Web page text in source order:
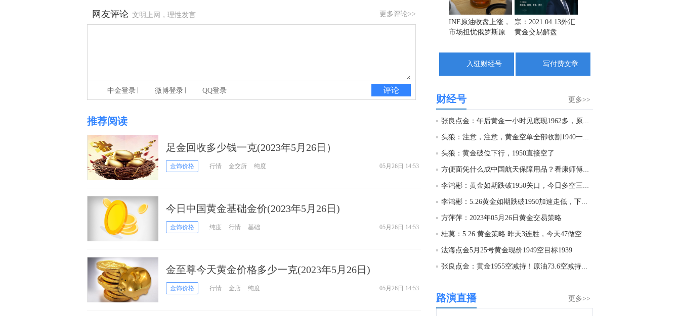
更多评论>>
网友评论 文明上网，理性发言
评论
中金登录 微博登录 QQ登录
推荐阅读
足金回收多少钱一克(2023年5月26日）
金饰价格 行情 金交所 纯度 05月26日 14:53
今日中国黄金基础金价(2023年5月26日)
金饰价格 纯度 行情 基础 05月26日 14:53
金至尊今天黄金价格多少一克(2023年5月26日)
金饰价格 行情 金店 纯度 05月26日 14:53
13:16:23
金十数据8月6日讯，我国科研团队编制完成的1∶500万全月地质图，主图长约280厘米、高约120厘米，附带南北极局部地质图，精准标注了逾1.3万个撞击坑和81个撞击盆地，划分出14类地质构造和17种岩石类型。（新华社）
12:37:33
INE原油收盘上涨，
市场担忧俄罗斯原
宗：2021.04.13外汇
黄金交易解盘
入驻财经号 写付费文章
更多>>
财经号
张良点金：午后黄金一小时见底现1962多，原油73.55空！
头狼：注意，注意，黄金空单全部收割1940一线，直接反手多
头狼：黄金破位下行，1950直接空了
方便面凭什么成中国航天保障用品？看康师傅如何作答
李鸿彬：黄金如期跌破1950关口，今日多空三连完胜大丰收
李鸿彬：5.26黄金如期跌破1950加速走低，下行风险加剧
方萍萍：2023年05月26日黄金交易策略
桂莫：5.26 黄金策略 昨天3连胜，今天47做空，38做多
法海点金5月25号黄金现价1949空目标1939
张良点金：黄金1955空减持！原油73.6空减持！日内继续空
更多>>
路演直播